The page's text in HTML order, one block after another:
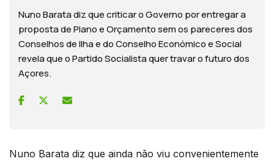
Nuno Barata diz que criticar o Governo por entregar a
proposta de Plano e Orçamento sem os pareceres dos
Conselhos de Ilha e do Conselho Económico e Social
revela que o Partido Socialista quer travar o futuro dos
Açores.
Nuno Barata diz que ainda não viu convenientemente